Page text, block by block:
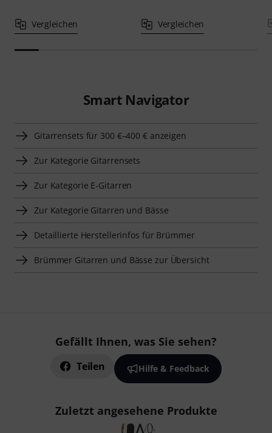
Vergleichen Vergleichen
Smart Navigator
Gitarrensets für 300 €–400 € anzeigen
Zur Kategorie Gitarrensets
Zur Kategorie E-Gitarren
Zur Kategorie Gitarren und Bässe
Detaillierte Herstellerinfos für Brümmer
Brümmer Gitarren und Bässe zur Übersicht
Gefällt Ihnen, was Sie sehen?
Teilen Hilfe & Feedback
Zuletzt angesehene Produkte